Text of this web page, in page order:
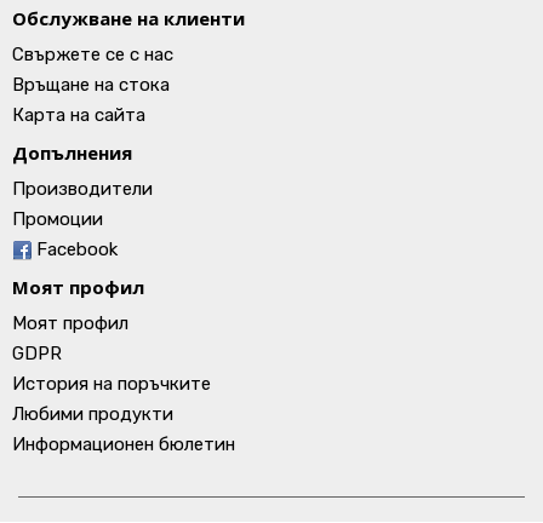
Обслужване на клиенти
Свържете се с нас
Връщане на стока
Карта на сайта
Допълнения
Производители
Промоции
Facebook
Моят профил
Моят профил
GDPR
История на поръчките
Любими продукти
Информационен бюлетин